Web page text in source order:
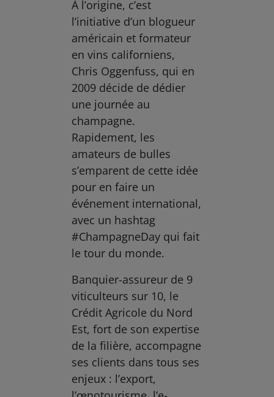
À l’origine, c’est
l’initiative d’un blogueur
américain et formateur
en vins californiens,
Chris Oggenfuss, qui en
2009 décide de dédier
une journée au
champagne.
Rapidement, les
amateurs de bulles
s’emparent de cette idée
pour en faire un
événement international,
avec un hashtag
#ChampagneDay qui fait
le tour du monde.
Banquier-assureur de 9
viticulteurs sur 10, le
Crédit Agricole du Nord
Est, fort de son expertise
de la filière, accompagne
ses clients dans tous ses
enjeux : l’export,